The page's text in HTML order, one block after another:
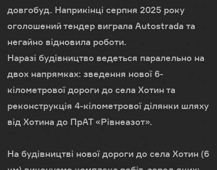
довгобуд. Наприкінці серпня 2025 року
оголошений тендер виграла Autostrada та
негайно відновила роботи.
Наразі будівництво ведеться паралельно на
двох напрямках: зведення нової 6-
кілометрової дороги до села Хотин та
реконструкція 4-кілометрової ділянки шляху
від Хотина до ПрАТ «Рівнеазот».
На будівництві нової дороги до села Хотин (6